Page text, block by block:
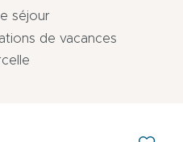
séjour
de vacances